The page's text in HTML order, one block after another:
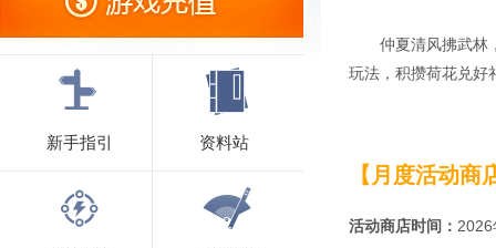
新手指引 资料站
仲夏清风拂武林
玩法，积攒荷花兑好
【月度活动商
活动商店时间：